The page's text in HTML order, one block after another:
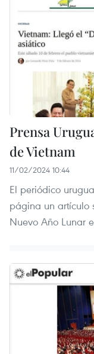
Prensa
de Vietnam
11/02/2024 10:44
El periódico
página un artículo
Nuevo Año Lunar